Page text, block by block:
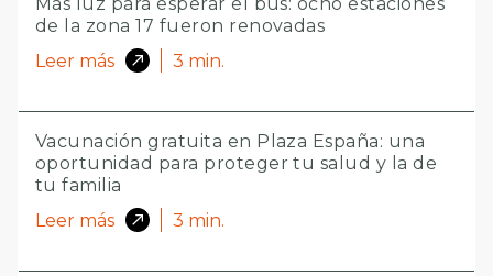
Más luz para esperar el bus: ocho estaciones
de la zona 17 fueron renovadas
Leer más
3 min.
Vacunación gratuita en Plaza España: una
oportunidad para proteger tu salud y la de
tu familia
Leer más
3 min.